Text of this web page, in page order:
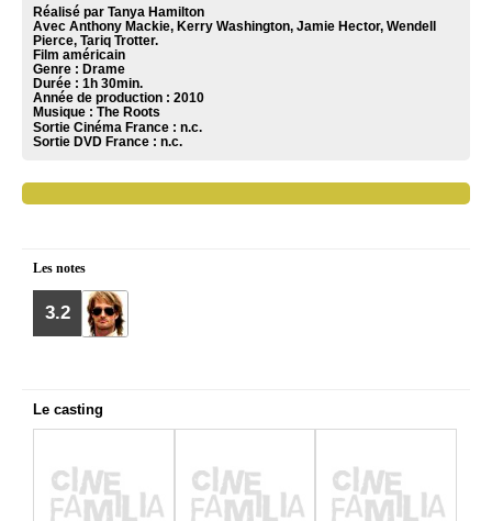
Réalisé par Tanya Hamilton
Avec Anthony Mackie, Kerry Washington, Jamie Hector, Wendell
Pierce, Tariq Trotter.
Film américain
Genre : Drame
Durée : 1h 30min.
Année de production : 2010
Musique : The Roots
Sortie Cinéma France : n.c.
Sortie DVD France : n.c.
Les notes
3.2
Le casting